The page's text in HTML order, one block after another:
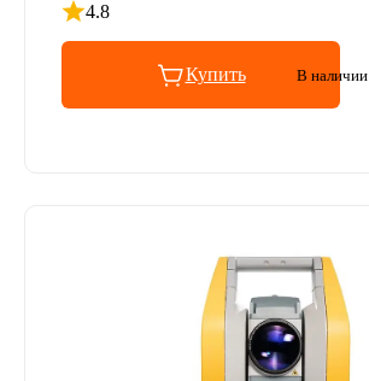
4.8
Рейтинг 4.8 из 5
Купить В наличии